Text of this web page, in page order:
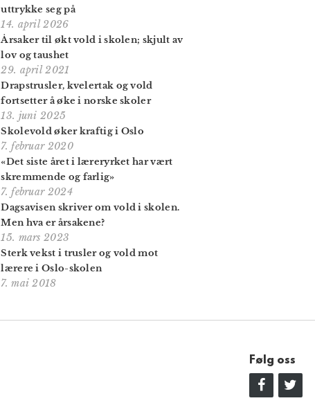
uttrykke seg på
14. april 2026
Årsaker til økt vold i skolen; skjult av
lov og taushet
29. april 2021
Drapstrusler, kvelertak og vold
fortsetter å øke i norske skoler
13. juni 2025
Skolevold øker kraftig i Oslo
7. februar 2020
«Det siste året i læreryrket har vært
skremmende og farlig»
7. februar 2024
Dagsavisen skriver om vold i skolen.
Men hva er årsakene?
15. mars 2023
Sterk vekst i trusler og vold mot
lærere i Oslo-skolen
7. mai 2018
Følg oss